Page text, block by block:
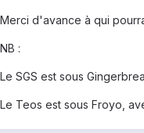
Merci d'avance à qui
NB :
Le SGS est sous
Le Teos est sous Froyo,